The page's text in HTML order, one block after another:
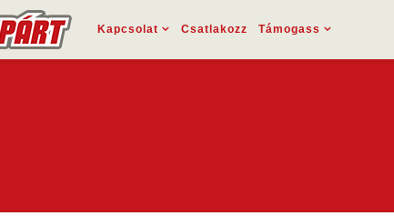
Kapcsolat Csatlakozz Támogass